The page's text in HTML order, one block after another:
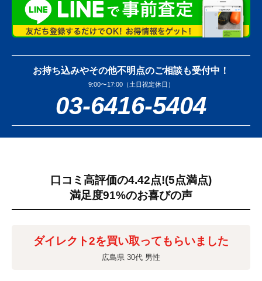
お持ち込みやその他不明点のご相談も受付中！
9:00〜17:00（土日祝定休日）
03-6416-5404
口コミ高評価の4.42点!(5点満点)
満足度91%のお喜びの声
ダイレクト2を買い取ってもらいました
広島県 30代 男性